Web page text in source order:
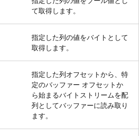
て取得します。
指定した列の値をバイトとして
取得します。
指定した列オフセットから、特
定のバッファー オフセットか
ら始まるバイトストリームを配
列としてバッファーに読み取り
ます。